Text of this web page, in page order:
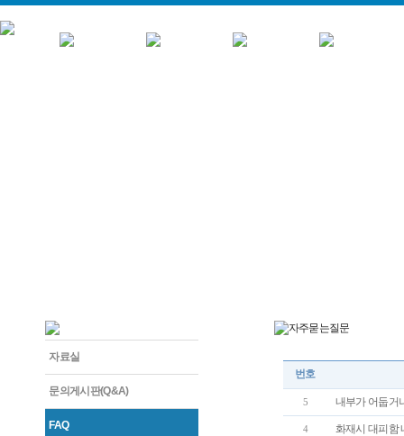
자료실
문의게시판(Q&A)
FAQ
번호
5 내부가 어둡거
4 화재시 대피함